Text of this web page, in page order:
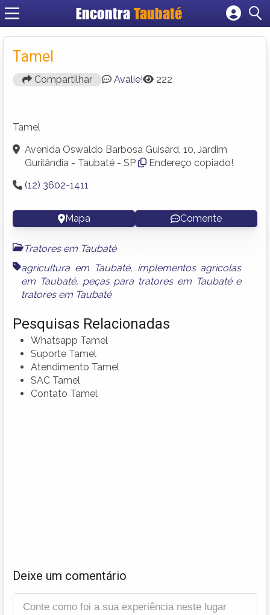
EncontraTaubaté
Cadastrar empresa
Tamel
Compartilhar Avalie! 222
Tamel
Avenida Oswaldo Barbosa Guisard, 10, Jardim
Gurilândia - Taubaté - SP
Endereço copiado!
(12) 3602-1411
Mapa Comente
Tratores em Taubaté
agricultura em Taubaté, implementos agricolas
em Taubaté, peças para tratores em Taubatée
tratores em Taubaté
Pesquisas Relacionadas
Whatsapp Tamel
Suporte Tamel
Atendimento Tamel
SAC Tamel
Contato Tamel
Deixe um comentário